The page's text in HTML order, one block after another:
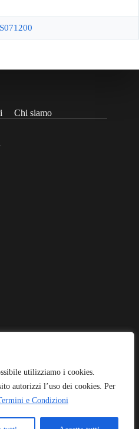
utilizziamo i cookies.
autorizzi l’uso dei cookies. Per
e Condizioni
Chi siamo